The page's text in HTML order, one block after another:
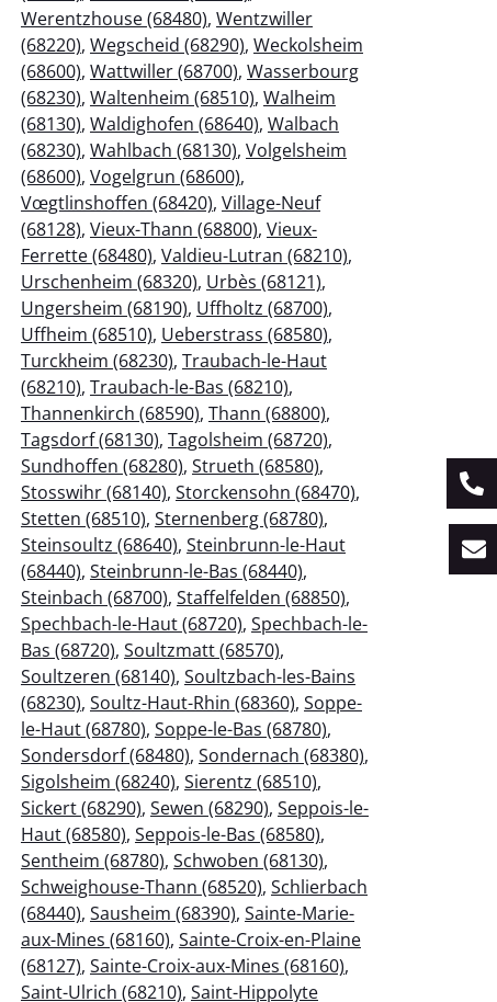
Werentzhouse (68480), Wentzwiller
(68220), Wegscheid (68290), Weckolsheim
(68600), Wattwiller (68700), Wasserbourg
(68230), Waltenheim (68510), Walheim
(68130), Waldighofen (68640), Walbach
(68230), Wahlbach (68130), Volgelsheim
(68600), Vogelgrun (68600),
Vœgtlinshoffen (68420), Village-Neuf
(68128), Vieux-Thann (68800), Vieux-
Ferrette (68480), Valdieu-Lutran (68210),
Urschenheim (68320), Urbès (68121),
Ungersheim (68190), Uffholtz (68700),
Uffheim (68510), Ueberstrass (68580),
Turckheim (68230), Traubach-le-Haut
(68210), Traubach-le-Bas (68210),
Thannenkirch (68590), Thann (68800),
Tagsdorf (68130), Tagolsheim (68720),
Sundhoffen (68280), Strueth (68580),
Stosswihr (68140), Storckensohn (68470),
Stetten (68510), Sternenberg (68780),
Steinsoultz (68640), Steinbrunn-le-Haut
(68440), Steinbrunn-le-Bas (68440),
Steinbach (68700), Staffelfelden (68850),
Spechbach-le-Haut (68720), Spechbach-le-
Bas (68720), Soultzmatt (68570),
Soultzeren (68140), Soultzbach-les-Bains
(68230), Soultz-Haut-Rhin (68360), Soppe-
le-Haut (68780), Soppe-le-Bas (68780),
Sondersdorf (68480), Sondernach (68380),
Sigolsheim (68240), Sierentz (68510),
Sickert (68290), Sewen (68290), Seppois-le-
Haut (68580), Seppois-le-Bas (68580),
Sentheim (68780), Schwoben (68130),
Schweighouse-Thann (68520), Schlierbach
(68440), Sausheim (68390), Sainte-Marie-
aux-Mines (68160), Sainte-Croix-en-Plaine
(68127), Sainte-Croix-aux-Mines (68160),
Saint-Ulrich (68210), Saint-Hippolyte